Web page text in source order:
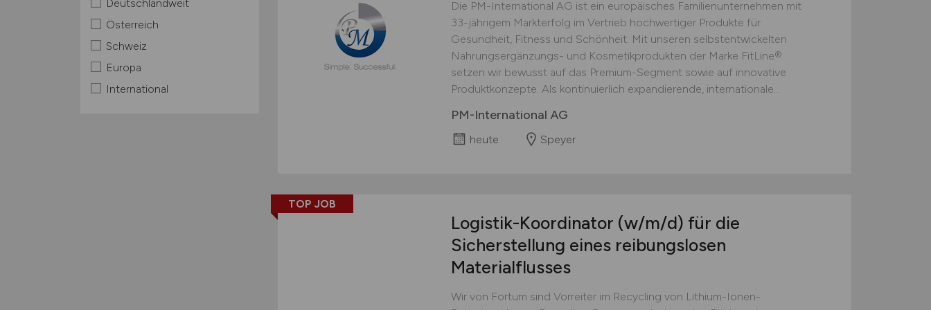
Deutschlandweit
Österreich
Schweiz
Europa
International
Die PM-International AG ist ein europäisches Familienunternehmen mit
33-jährigem Markterfolg im Vertrieb hochwertiger Produkte für
Gesundheit, Fitness und Schönheit. Mit unseren selbstentwickelten
Nahrungsergänzungs- und Kosmetikprodukten der Marke FitLine®
setzen wir bewusst auf das Premium-Segment sowie auf innovative
Produktkonzepte. Als kontinuierlich expandierende, internationale...
PM-International AG
heute Speyer
TOP JOB
Logistik-Koordinator (w/m/d) für die
Sicherstellung eines reibungslosen
Materialflusses
Wir von Fortum sind Vorreiter im Recycling von Lithium-Ionen-